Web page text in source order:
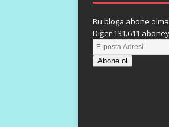
Bu bloga abone
Diğer 131.611
Abone ol